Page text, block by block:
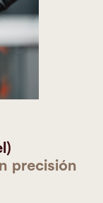
precisión